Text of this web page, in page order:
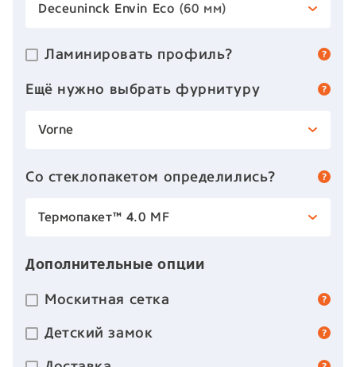
Deceuninck Envin Eco (60 мм)
Ламинировать профиль?
Ещё нужно выбрать фурнитуру
Vorne
Со стеклопакетом определились?
Термопакет™ 4.0 MF
Дополнительные опции
Москитная сетка
Детский замок